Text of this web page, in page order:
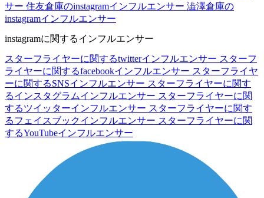
サー 住友倉庫のinstagramインフルエンサー 澁澤倉庫の
instagramインフルエンサー
instagramに関するインフルエンサー
スターフライヤーに関するtwitterインフルエンサー スターフ
ライヤーに関するfacebookインフルエンサー スターフライヤ
ーに関するSNSインフルエンサー スターフライヤーに関す
るインスタグラムインフルエンサー スターフライヤーに関
するツイッターインフルエンサー スターフライヤーに関す
るフェイスブックインフルエンサー スターフライヤーに関
するYouTubeインフルエンサー